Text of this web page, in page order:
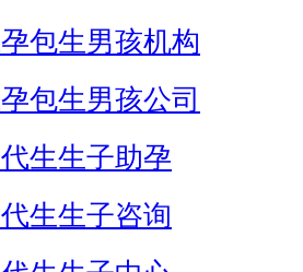
包生男孩机构
包生男孩公司
生生子助孕
生生子咨询